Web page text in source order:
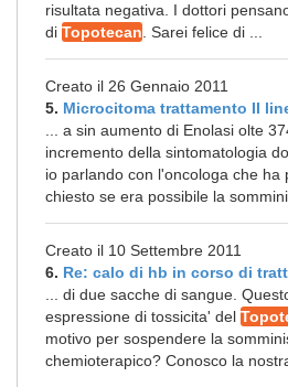
risultata negativa. I dottori
di Topotecan . Sarei felice di ...
Creato il 26 Gennaio 2011
5. Microcitoma trattamento II
... a sin aumento di Enolasi olte
incremento della sintomatologia
io parlando con l'oncologa che ha
chiesto se era possibile la
Creato il 10 Settembre 2011
6. Re: calo di hb in corso di
... di due sacche di sangue.
espressione di tossicita' del
motivo per sospendere la
chemioterapico? Conosco la